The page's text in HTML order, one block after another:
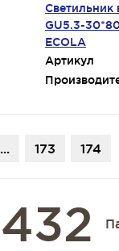
Светильник
GU5.3-
ECOLA
Артикул
... 173 174
432